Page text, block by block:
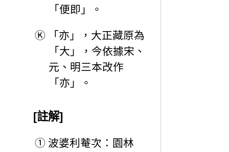
「便即」。
Ⓚ
「亦」，大正藏原為
「大」，今依據宋、
元、明三本改作
「亦」。
[註解]
① 波婆利菴次：園林